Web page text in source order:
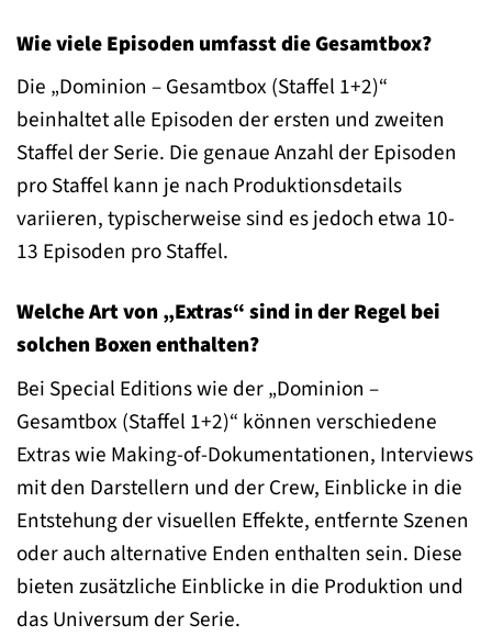
Wie viele Episoden umfasst die Gesamtbox?
Die „Dominion – Gesamtbox (Staffel 1+2)“
beinhaltet alle Episoden der ersten und zweiten
Staffel der Serie. Die genaue Anzahl der Episoden
pro Staffel kann je nach Produktionsdetails
variieren, typischerweise sind es jedoch etwa 10-
13 Episoden pro Staffel.
Welche Art von „Extras“ sind in der Regel bei
solchen Boxen enthalten?
Bei Special Editions wie der „Dominion –
Gesamtbox (Staffel 1+2)“ können verschiedene
Extras wie Making-of-Dokumentationen, Interviews
mit den Darstellern und der Crew, Einblicke in die
Entstehung der visuellen Effekte, entfernte Szenen
oder auch alternative Enden enthalten sein. Diese
bieten zusätzliche Einblicke in die Produktion und
das Universum der Serie.